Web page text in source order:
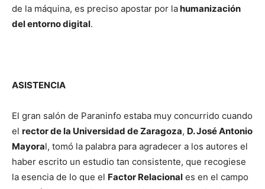
de la máquina, es preciso apostar por lahumanización
del entorno digital.
ASISTENCIA
El gran salón de Paraninfo estaba muy concurrido cuando
el rector de la Universidad de Zaragoza, D. José Antonio
Mayoral, tomó la palabra para agradecer a los autores el
haber escrito un estudio tan consistente, que recogiese
la esencia de lo que el Factor Relacional es en el campo